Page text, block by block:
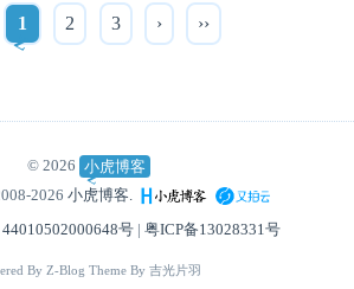
1 2 3 › ››
© 2026 小虎博客
2026小虎博客.
号| 粤ICP备13028331号
By Z-Blog Theme By 吉光片羽